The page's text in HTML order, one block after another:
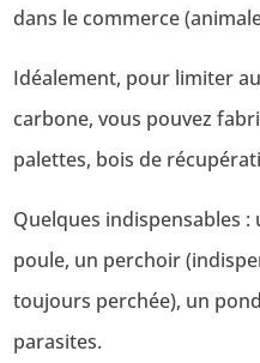
dans le commerce
Idéalement, pour limiter
carbone, vous pouvez
palettes, bois de
Quelques indispensables
poule, un perchoir
toujours perchée), un
parasites.